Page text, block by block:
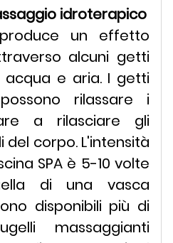
idroterapico
un effetto
alcuni getti
e aria. I getti
rilassare i
a rilasciare gli
del corpo. L'intensità
SPA è 5-10 volte
di una vasca
disponibili più di
massaggianti